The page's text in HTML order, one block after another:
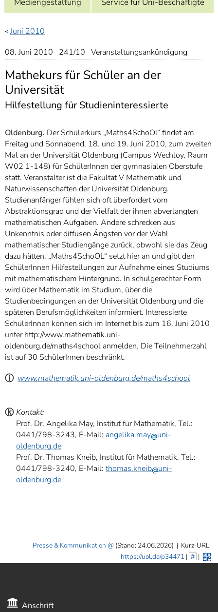
7]
Informationen zur
« Juni 2010
08. Juni 2010 241/10 Veranstaltungsankündigung
Mathekurs für Schüler an der
Universität
Hilfestellung für Studieninteressierte
Oldenburg. Der Schülerkurs „Maths4SchoOl“ findet am
Freitag und Sonnabend, 18. und 19. Juni 2010, zum zweiten
Mal an der Universität Oldenburg (Campus Wechloy, Raum
W02 1-148) für SchülerInnen der gymnasialen Oberstufe
statt. Veranstalter ist die Fakultät V Mathematik und
Naturwissenschaften der Universität Oldenburg.
Studienanfänger fühlen sich oft überfordert vom
Abstraktionsgrad und der Vielfalt der ihnen abverlangten
mathematischen Aufgaben. Andere schrecken aus
Unkenntnis oder diffusen Ängsten vor der Wahl
mathematischer Studiengänge zurück, obwohl sie das Zeug
dazu hätten. „Maths4SchoOL“ setzt hier an und gibt den
SchülerInnen Hilfestellungen zur Aufnahme eines Studiums
mit mathematischem Hintergrund. In schulgerechter Form
wird über Mathematik im Studium, über die
Studienbedingungen an der Universität Oldenburg und die
späteren Berufsmöglichkeiten informiert. Interessierte
SchülerInnen können sich im Internet bis zum 16. Juni 2010
unter http://www.mathematik.uni-
oldenburg.de/maths4school anmelden. Die Teilnehmerzahl
ist auf 30 SchülerInnen beschränkt.
ⓘ www.mathematik.uni-oldenburg.de/maths4school
ⓚ Kontakt:
Prof. Dr. Angelika May, Institut für Mathematik, Tel.:
0441/798-3243, E-Mail: angelika.may
uni-
oldenburg.de
Prof. Dr. Thomas Kneib, Institut für Mathematik, Tel.:
0441/798-3240, E-Mail: thomas.kneib
uni-
oldenburg.de
Presse & Kommunikation (Stand: 24.06.2026) | Kurz-URL:
https://uol.de/p34471 | # |
Anschrift